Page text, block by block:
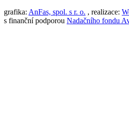
grafika: AnFas, spol. s r. o. , realizace:
s finanční podporou Nadačního fondu